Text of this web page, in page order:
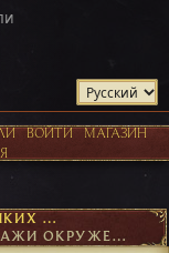
ВОЙТИ
МАГАЗИН
НА ПОРОГЕ ВЕЛИКИХ ОТКРЫТИЙ
ПЕРСОНАЖИ ОКРУЖЕНИЯ